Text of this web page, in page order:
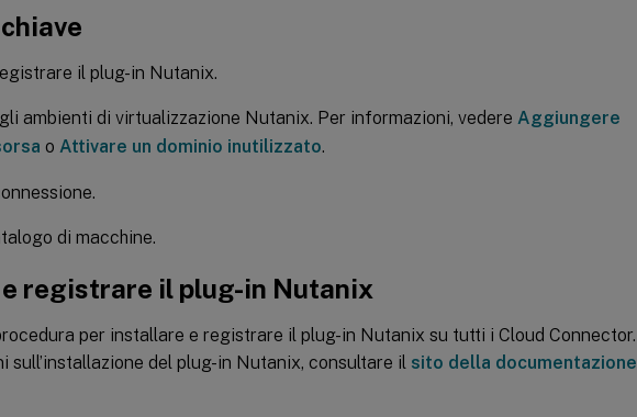
il plug-in Nutanix.
ambienti di virtualizzazione Nutanix. Per informazioni, vedere Aggiungere
o Attivare un dominio inutilizzato.
di macchine.
registrare il plug-in Nutanix
per installare e registrare il plug-in Nutanix su tutti i Cloud Connector.
sull’installazione del plug-in Nutanix, consultare il sito della documentazione